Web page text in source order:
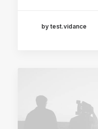
by test.vidance